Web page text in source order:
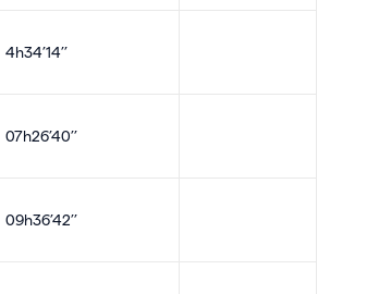
4h34’14’’
07h26’40’’
09h36’42’’